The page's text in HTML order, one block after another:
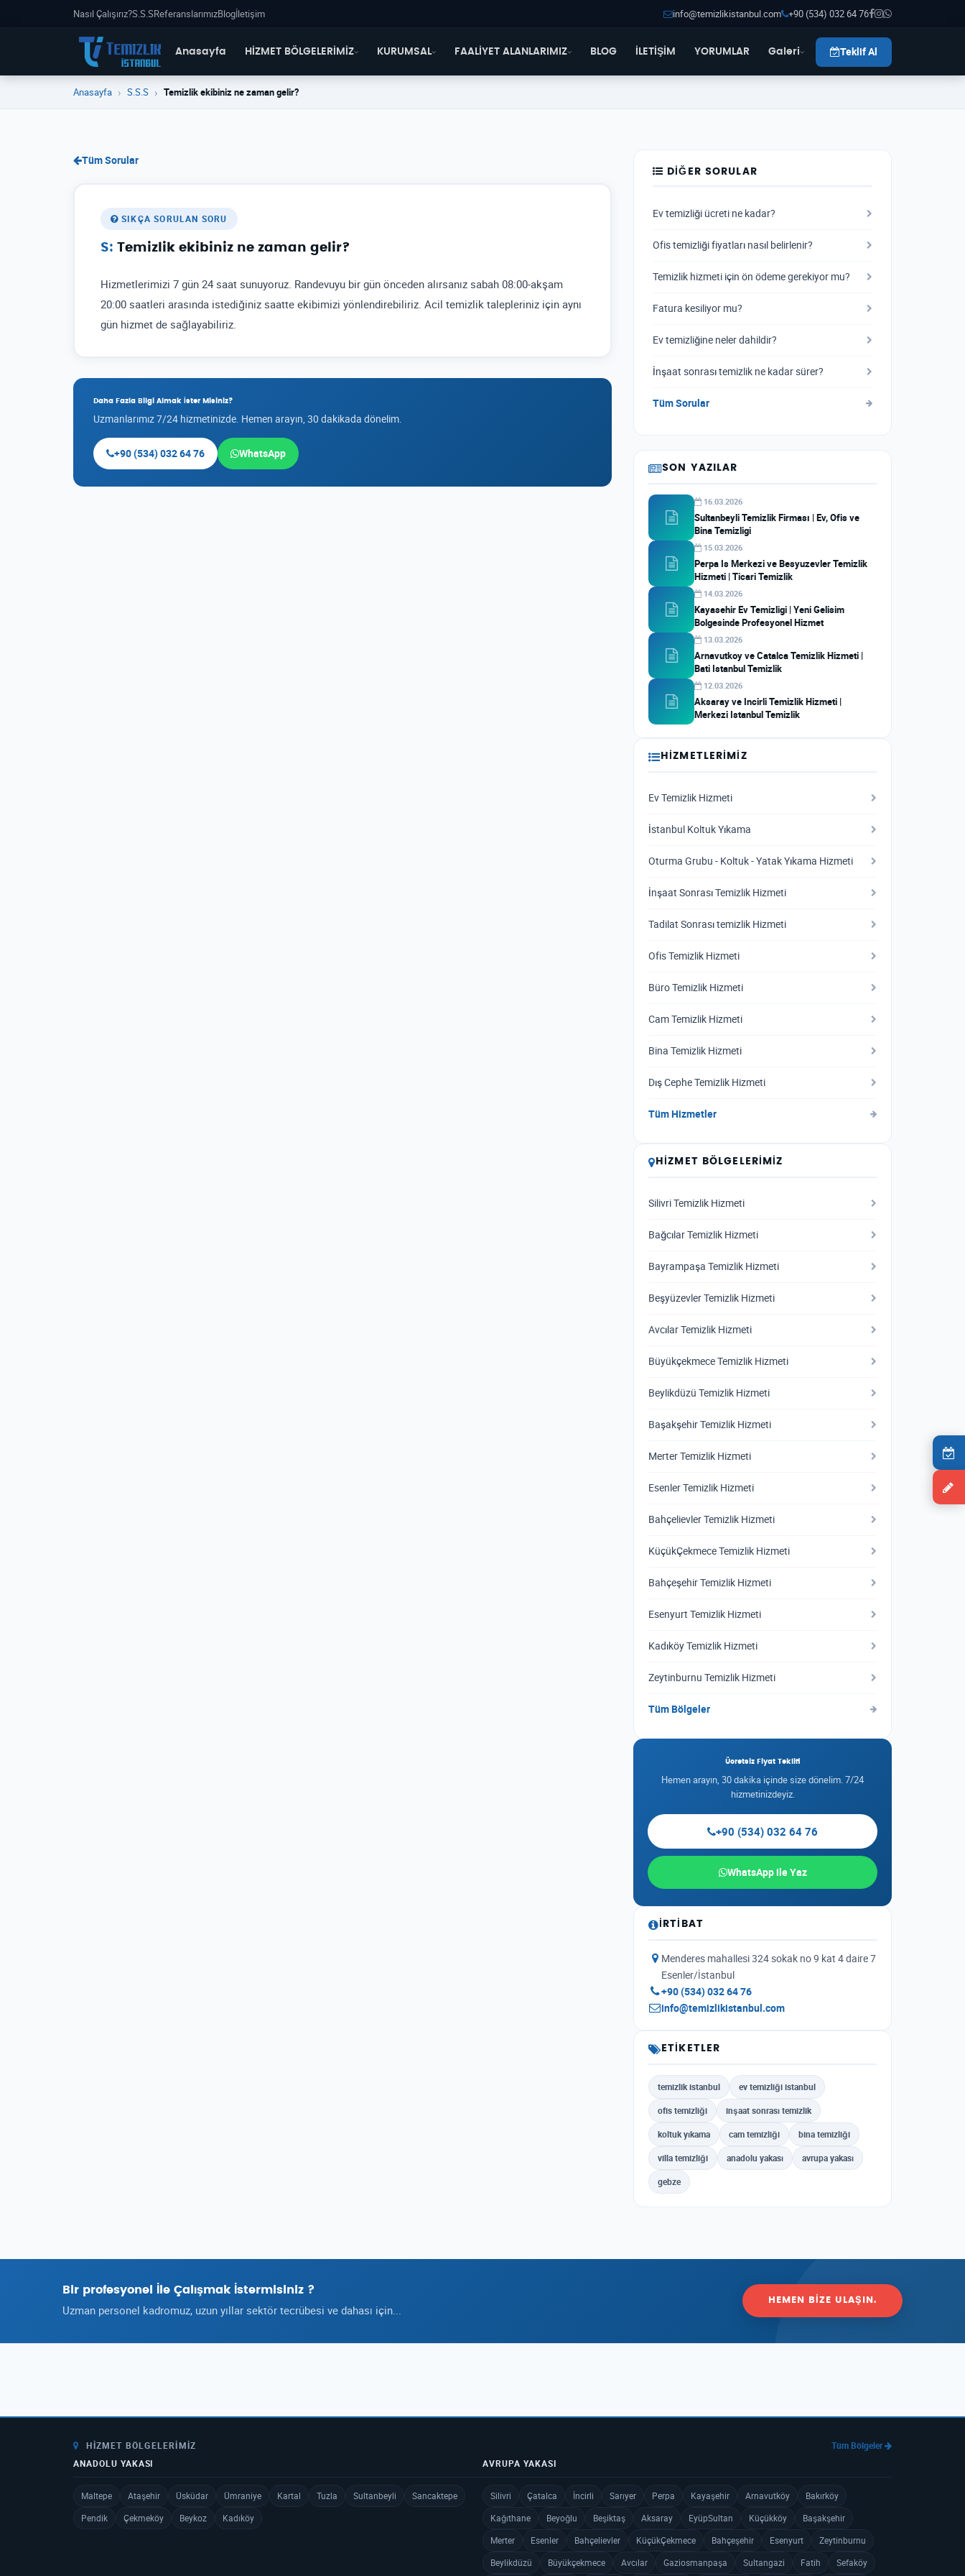
Nasıl Çalışırız?S.S.SReferanslarımızBlogİletişim info@temizlikistanbul.com +90 (534) 032 64 76
Anasayfa HİZMET BÖLGELERİMİZ KURUMSAL FAALİYET ALANLARIMIZ BLOG İLETİŞİM YORUMLAR Galeri Teklif Al
Anasayfa S.S.S Temizlik ekibiniz ne zaman gelir?
Tüm Sorular
SIKÇA SORULAN SORU
Temizlik ekibiniz ne zaman gelir?
Hizmetlerimizi 7 gün 24 saat sunuyoruz. Randevuyu bir gün önceden alırsanız sabah 08:00-akşam
20:00 saatleri arasında istediğiniz saatte ekibimizi yönlendirebiliriz. Acil temizlik talepleriniz için aynı
gün hizmet de sağlayabiliriz.
Daha Fazla Bilgi Almak İster Misiniz?
Uzmanlarımız 7/24 hizmetinizde. Hemen arayın, 30 dakikada dönelim.
+90 (534) 032 64 76 WhatsApp
DIĞER SORULAR
Ev temizliği ücreti ne kadar?
Ofis temizliği fiyatları nasıl belirlenir?
Temizlik hizmeti için ön ödeme gerekiyor mu?
Fatura kesiliyor mu?
Ev temizliğine neler dahildir?
İnşaat sonrası temizlik ne kadar sürer?
Tüm Sorular
SON YAZILAR
16.03.2026
Sultanbeyli Temizlik Firması | Ev, Ofis ve
Bina Temizligi
15.03.2026
Perpa Is Merkezi ve Besyuzevler Temizlik
Hizmeti | Ticari Temizlik
14.03.2026
Kayasehir Ev Temizligi | Yeni Gelisim
Bolgesinde Profesyonel Hizmet
13.03.2026
Arnavutkoy ve Catalca Temizlik Hizmeti |
Bati Istanbul Temizlik
12.03.2026
Aksaray ve Incirli Temizlik Hizmeti |
Merkezi Istanbul Temizlik
HIZMETLERIMIZ
Ev Temizlik Hizmeti
İstanbul Koltuk Yıkama
Oturma Grubu - Koltuk - Yatak Yıkama Hizmeti
İnşaat Sonrası Temizlik Hizmeti
Tadilat Sonrası temizlik Hizmeti
Ofis Temizlik Hizmeti
Büro Temizlik Hizmeti
Cam Temizlik Hizmeti
Bina Temizlik Hizmeti
Dış Cephe Temizlik Hizmeti
Tüm Hizmetler
HIZMET BÖLGELERIMIZ
Silivri Temizlik Hizmeti
Bağcılar Temizlik Hizmeti
Bayrampaşa Temizlik Hizmeti
Beşyüzevler Temizlik Hizmeti
Avcılar Temizlik Hizmeti
Büyükçekmece Temizlik Hizmeti
Beylikdüzü Temizlik Hizmeti
Başakşehir Temizlik Hizmeti
Merter Temizlik Hizmeti
Esenler Temizlik Hizmeti
Bahçelievler Temizlik Hizmeti
KüçükÇekmece Temizlik Hizmeti
Bahçeşehir Temizlik Hizmeti
Esenyurt Temizlik Hizmeti
Kadıköy Temizlik Hizmeti
Zeytinburnu Temizlik Hizmeti
Tüm Bölgeler
Ücretsiz Fiyat Teklifi
Hemen arayın, 30 dakika içinde size dönelim. 7/24
hizmetinizdeyiz.
+90 (534) 032 64 76
WhatsApp ile Yaz
İRTIBAT
Menderes mahallesi 324 sokak no 9 kat 4 daire 7
Esenler/İstanbul
+90 (534) 032 64 76
info@temizlikistanbul.com
ETIKETLER
temizlik istanbul ev temizliği istanbul
ofis temizliği inşaat sonrası temizlik
koltuk yıkama cam temizliği bina temizliği
villa temizliği anadolu yakası avrupa yakası
gebze
Bir profesyonel İle Çalışmak İstermisiniz ?
Uzman personel kadromuz, uzun yıllar sektör tecrübesi ve dahası için...
HEMEN BIZE ULAŞIN.
HIZMET BÖLGELERIMIZ
Tüm Bölgeler
ANADOLU YAKASI
Maltepe Ataşehir Üsküdar Ümraniye Kartal Tuzla Sultanbeyli
Sancaktepe
Pendik
Çekmeköy Beykoz Kadıköy
AVRUPA YAKASI
Silivri Çatalca İncirli Sarıyer Perpa Kayaşehir Arnavutköy
Bakırköy
Kağıthane
Beyoğlu Beşiktaş Aksaray EyüpSultan Küçükköy
Başakşehir
Merter
Esenler Bahçelievler KüçükÇekmece Bahçeşehir Esenyurt
Zeytinburnu
Beylikdüzü
Büyükçekmece Avcılar Gaziosmanpaşa Sultangazi Fatih Sefaköy